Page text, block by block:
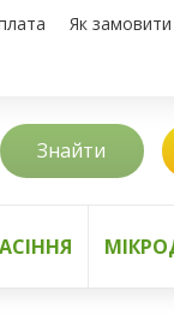
Як замовити
Знайти